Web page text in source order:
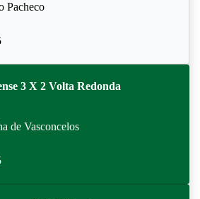
Pacheco
3 X 2 Volta Redonda
de Vasconcelos